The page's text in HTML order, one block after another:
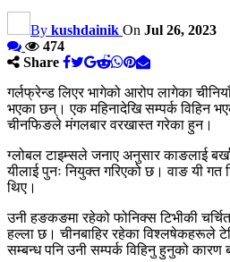
By kushdainik On Jul 26, 2023
474
Share
गर्लफ्रेन्ड लिएर भागेको आरोप लागेका
भएका छन्। एक महिनादेखि सम्पर्क विहिन
चीनफिङले मंगलबार वरखास्त गरेका हुन।
ग्लोबल टाइम्सले जनाए अनुसार काङलाई
यीलाई पुनः नियुक्त गरिएको छ। वाङ यी गत
थिए।
उनी हङकङमा रहेको फोनिक्स टिभीकी
हल्ला छ। चीनबाहिर रहेका विश्लषेकहरूले
सम्बन्ध पनि उनी सम्पर्क विहिनु हुनुको कारण